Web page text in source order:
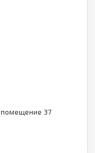
помещение 37